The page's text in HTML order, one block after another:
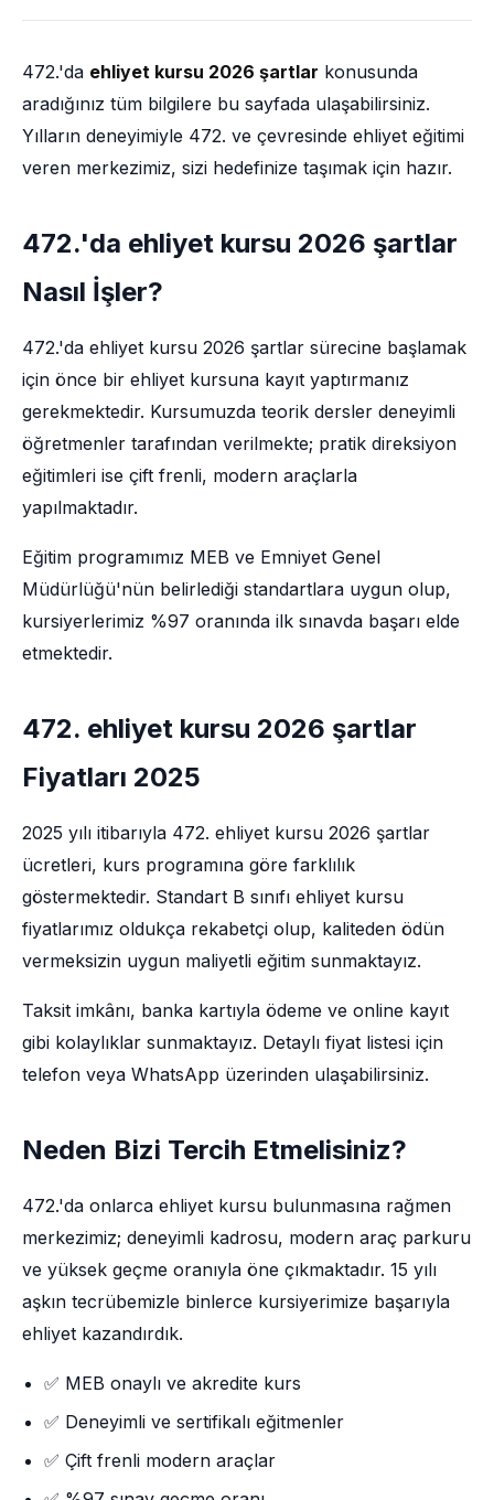
472.'da ehliyet kursu 2026 şartlar konusunda
aradığınız tüm bilgilere bu sayfada ulaşabilirsiniz.
Yılların deneyimiyle 472. ve çevresinde ehliyet eğitimi
veren merkezimiz, sizi hedefinize taşımak için hazır.
472.'da ehliyet kursu 2026 şartlar
Nasıl İşler?
472.'da ehliyet kursu 2026 şartlar sürecine başlamak
için önce bir ehliyet kursuna kayıt yaptırmanız
gerekmektedir. Kursumuzda teorik dersler deneyimli
öğretmenler tarafından verilmekte; pratik direksiyon
eğitimleri ise çift frenli, modern araçlarla
yapılmaktadır.
Eğitim programımız MEB ve Emniyet Genel
Müdürlüğü'nün belirlediği standartlara uygun olup,
kursiyerlerimiz %97 oranında ilk sınavda başarı elde
etmektedir.
472. ehliyet kursu 2026 şartlar
Fiyatları 2025
2025 yılı itibarıyla 472. ehliyet kursu 2026 şartlar
ücretleri, kurs programına göre farklılık
göstermektedir. Standart B sınıfı ehliyet kursu
fiyatlarımız oldukça rekabetçi olup, kaliteden ödün
vermeksizin uygun maliyetli eğitim sunmaktayız.
Taksit imkânı, banka kartıyla ödeme ve online kayıt
gibi kolaylıklar sunmaktayız. Detaylı fiyat listesi için
telefon veya WhatsApp üzerinden ulaşabilirsiniz.
Neden Bizi Tercih Etmelisiniz?
472.'da onlarca ehliyet kursu bulunmasına rağmen
merkezimiz; deneyimli kadrosu, modern araç parkuru
ve yüksek geçme oranıyla öne çıkmaktadır. 15 yılı
aşkın tecrübemizle binlerce kursiyerimize başarıyla
ehliyet kazandırdık.
✅ MEB onaylı ve akredite kurs
✅ Deneyimli ve sertifikalı eğitmenler
✅ Çift frenli modern araçlar